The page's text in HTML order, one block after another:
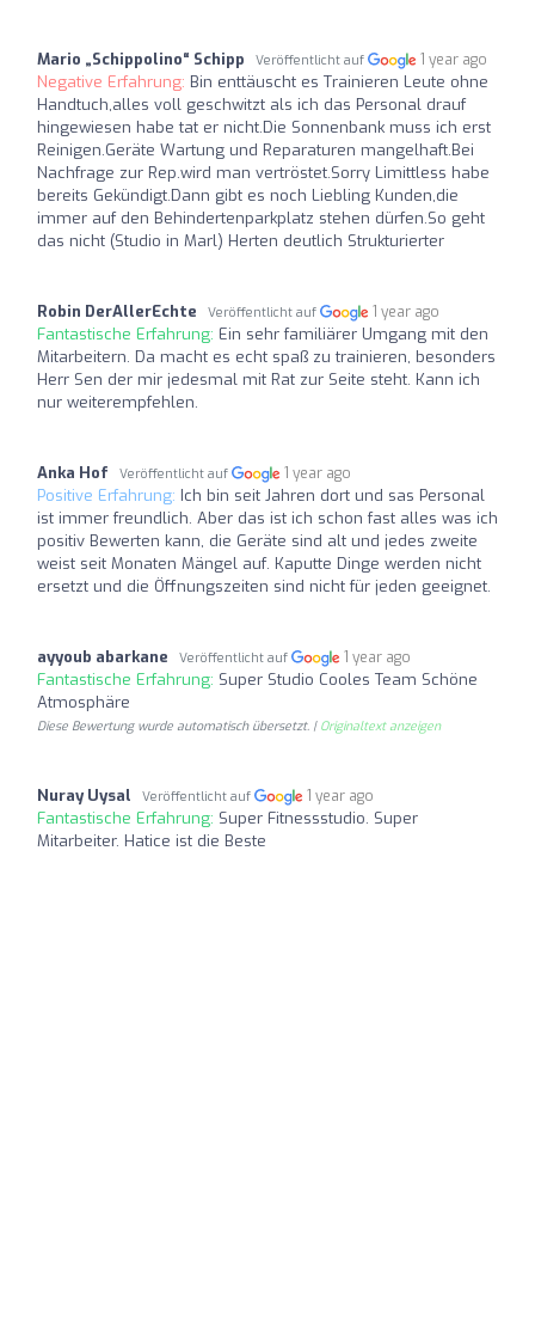
Mario „Schippolino“ Schipp Veröffentlicht auf 1 year ago
Negative Erfahrung: Bin enttäuscht es Trainieren Leute ohne
Handtuch,alles voll geschwitzt als ich das Personal drauf
hingewiesen habe tat er nicht.Die Sonnenbank muss ich erst
Reinigen.Geräte Wartung und Reparaturen mangelhaft.Bei
Nachfrage zur Rep.wird man vertröstet.Sorry Limittless habe
bereits Gekündigt.Dann gibt es noch Liebling Kunden,die
immer auf den Behindertenparkplatz stehen dürfen.So geht
das nicht (Studio in Marl) Herten deutlich Strukturierter
Robin DerAllerEchte Veröffentlicht auf 1 year ago
Fantastische Erfahrung: Ein sehr familiärer Umgang mit den
Mitarbeitern. Da macht es echt spaß zu trainieren, besonders
Herr Sen der mir jedesmal mit Rat zur Seite steht. Kann ich
nur weiterempfehlen.
Anka Hof Veröffentlicht auf 1 year ago
Positive Erfahrung: Ich bin seit Jahren dort und sas Personal
ist immer freundlich. Aber das ist ich schon fast alles was ich
positiv Bewerten kann, die Geräte sind alt und jedes zweite
weist seit Monaten Mängel auf. Kaputte Dinge werden nicht
ersetzt und die Öffnungszeiten sind nicht für jeden geeignet.
ayyoub abarkane Veröffentlicht auf 1 year ago
Fantastische Erfahrung: Super Studio Cooles Team Schöne
Atmosphäre
Diese Bewertung wurde automatisch übersetzt. | Originaltext anzeigen
Nuray Uysal Veröffentlicht auf 1 year ago
Fantastische Erfahrung: Super Fitnessstudio. Super
Mitarbeiter. Hatice ist die Beste